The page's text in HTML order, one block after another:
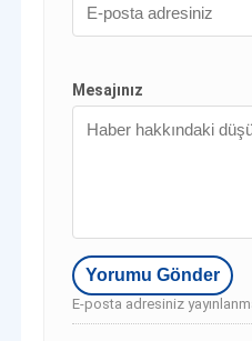
Mesajınız
E-posta adresiniz